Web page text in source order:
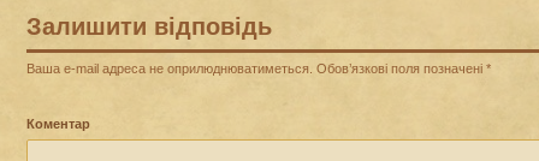
Залишити відповідь
Ваша e-mail адреса не оприлюднюватиметься. Обов’язкові поля позначені *
Коментар